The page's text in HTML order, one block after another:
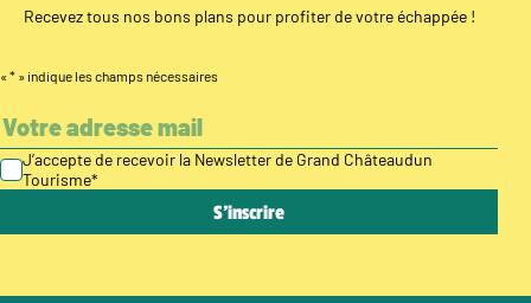
Recevez tous nos bons plans pour profiter de votre échappée !
« * » indique les champs nécessaires
J’accepte de recevoir la Newsletter de Grand Châteaudun
Tourisme*